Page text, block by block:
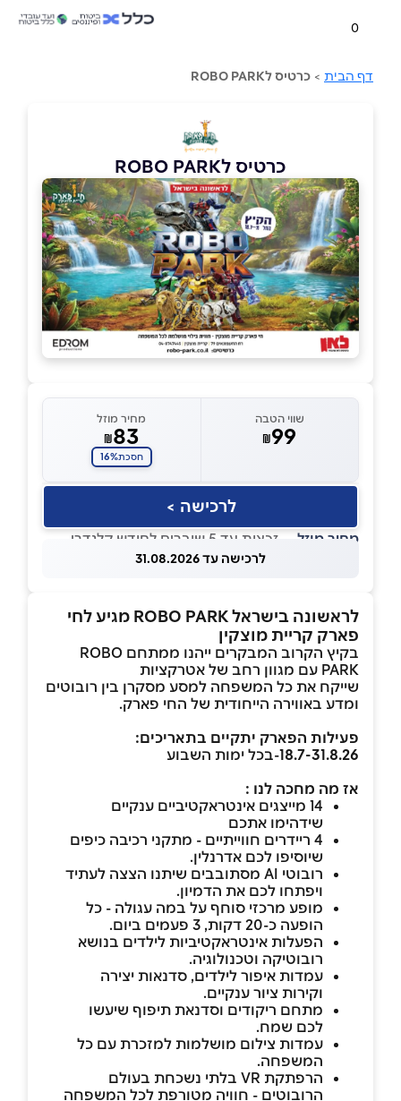
0
דף הבית > כרטיס לROBO PARK
כרטיס לROBO PARK
שווי הטבה
₪99
מחיר מוזל
₪83
חסכת16%
לרכישה >
מחיר מוזל — זכאות עד 5 שוברים לחודש קלנדרי
לרכישה עד 31.08.2026
לראשונה בישראל ROBO PARK מגיע לחי
פארק קריית מוצקין
בקיץ הקרוב המבקרים ייהנו ממתחם ROBO
PARK עם מגוון רחב של אטרקציות
שייקח את כל המשפחה למסע מסקרן בין רובוטים
ומדע באווירה הייחודית של החי פארק.
פעילות הפארק יתקיים בתאריכים:
18.7-31.8.26-בכל ימות השבוע
אז מה מחכה לנו :
14 מייצגים אינטראקטיביים ענקיים
שידהימו אתכם
4 ריידרים חווייתיים - מתקני רכיבה כיפים
שיוסיפו לכם אדרנלין.
רובוטי AI מסתובבים שיתנו הצצה לעתיד
ויפתחו לכם את הדמיון.
מופע מרכזי סוחף על במה עגולה - כל
הופעה כ-20 דקות, 3 פעמים ביום.
הפעלות אינטראקטיביות לילדים בנושא
רובוטיקה וטכנולוגיה.
עמדות איפור לילדים, סדנאות יצירה
וקירות ציור ענקיים.
מתחם ריקודים וסדנאת תיפוף שיעשו
לכם שמח.
עמדות צילום מושלמות למזכרת עם כל
המשפחה.
הרפתקת VR בלתי נשכחת בעולם
הרובוטים - חוויה מטורפת לכל המשפחה